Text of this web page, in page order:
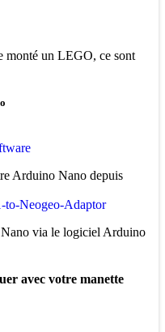
monté un LEGO, ce sont
Arduino Nano depuis
to-Neogeo-Adaptor
via le logiciel Arduino
avec votre manette